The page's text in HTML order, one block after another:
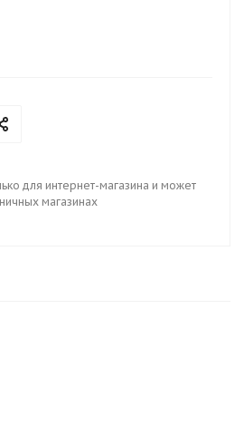
для интернет-магазина и может
магазинах